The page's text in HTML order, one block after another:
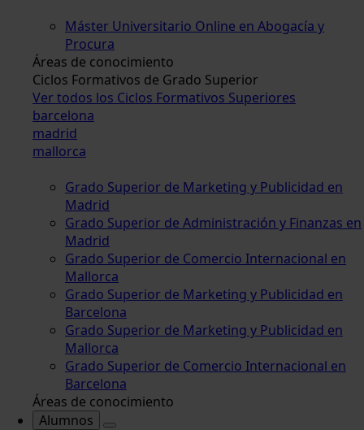
Máster Universitario Online en Abogacía y
Procura
Áreas de conocimiento
Ciclos Formativos de Grado Superior
Ver todos los Ciclos Formativos Superiores
barcelona
madrid
mallorca
Grado Superior de Marketing y Publicidad en
Madrid
Grado Superior de Administración y Finanzas en
Madrid
Grado Superior de Comercio Internacional en
Mallorca
Grado Superior de Marketing y Publicidad en
Barcelona
Grado Superior de Marketing y Publicidad en
Mallorca
Grado Superior de Comercio Internacional en
Barcelona
Áreas de conocimiento
Alumnos